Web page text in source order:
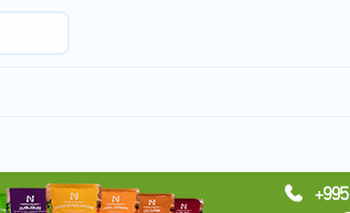
მოითხოვე ტური